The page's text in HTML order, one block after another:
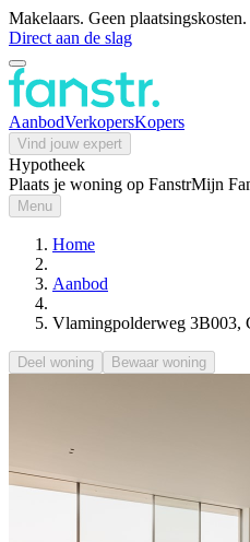
Makelaars. Geen
Direct aan de slag
AanbodVerkopersKopers
Vind jouw expert
Hypotheek
Plaats je woning op FanstrMijn
Menu
Home
Aanbod
Vlamingpolderweg 3B003,
Deel woning Bewaar woning